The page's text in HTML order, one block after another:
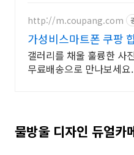
http://m.coupang.com
가성비스마트폰 쿠팡
갤러리를 채울 훌륭한 사
무료배송으로 만나보세
물방울 디자인 듀얼카